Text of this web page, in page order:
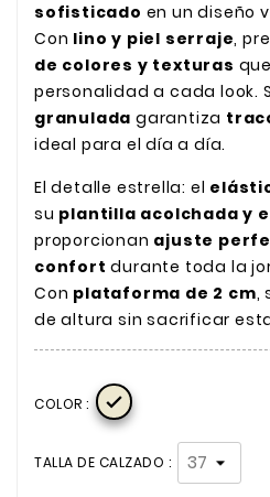
sofisticado en un diseño
Con lino y piel serraje,
de colores y texturas
personalidad a cada look.
granulada garantiza
ideal para el día a día.
El detalle estrella: el
su plantilla acolchada y
proporcionan ajuste
confort durante toda la
Con plataforma de 2 cm,
de altura sin sacrificar
COLOR : 
TALLA DE CALZADO :